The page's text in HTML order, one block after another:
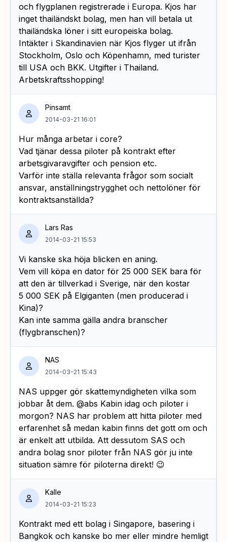
och flygplanen registrerade i Europa. Kjos har
inget thailändskt bolag, men han vill betala ut
thailändska löner i sitt europeiska bolag.
Intäkter i Skandinavien när Kjos flyger ut ifrån
Stockholm, Oslo och Köpenhamn, med turister
till USA och BKK. Utgifter i Thailand.
Arbetskraftsshopping!
Pinsamt
2014-03-21 16:01
Hur många arbetar i core?
Vad tjänar dessa piloter på kontrakt efter
arbetsgivaravgifter och pension etc.
Varför inte ställa relevanta frågor som socialt
ansvar, anställningstrygghet och nettolöner för
kontraktsanställda?
Lars Ras
2014-03-21 15:53
Vi kanske ska höja blicken en aning.
Vem vill köpa en dator för 25 000 SEK bara för
att den är tillverkad i Sverige, när den kostar
5 000 SEK på Elgiganten (men producerad i
Kina)?
Kan inte samma gälla andra branscher
(flygbranschen)?
NAS
2014-03-21 15:43
NAS uppger gör skattemyndigheten vilka som
jobbar åt dem. @abs Kabin idag och piloter i
morgon? NAS har problem att hitta piloter med
erfarenhet så medan kabin finns det gott om och
är enkelt att utbilda. Att dessutom SAS och
andra bolag snor piloter från NAS gör ju inte
situation sämre för piloterna direkt! 😉
Kalle
2014-03-21 15:23
Kontrakt med ett bolag i Singapore, basering i
Bangkok och kanske bo mer eller mindre hemligt